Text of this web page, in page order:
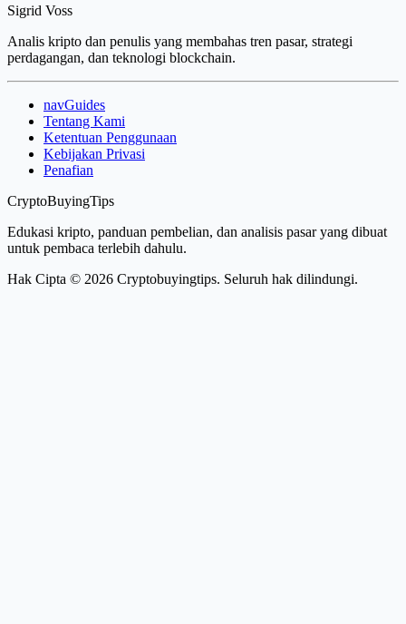
Sigrid Voss
Analis kripto dan penulis yang membahas tren pasar, strategi
perdagangan, dan teknologi blockchain.
navGuides
Tentang Kami
Ketentuan Penggunaan
Kebijakan Privasi
Penafian
CryptoBuyingTips
Edukasi kripto, panduan pembelian, dan analisis pasar yang dibuat
untuk pembaca terlebih dahulu.
Hak Cipta © 2026 Cryptobuyingtips. Seluruh hak dilindungi.